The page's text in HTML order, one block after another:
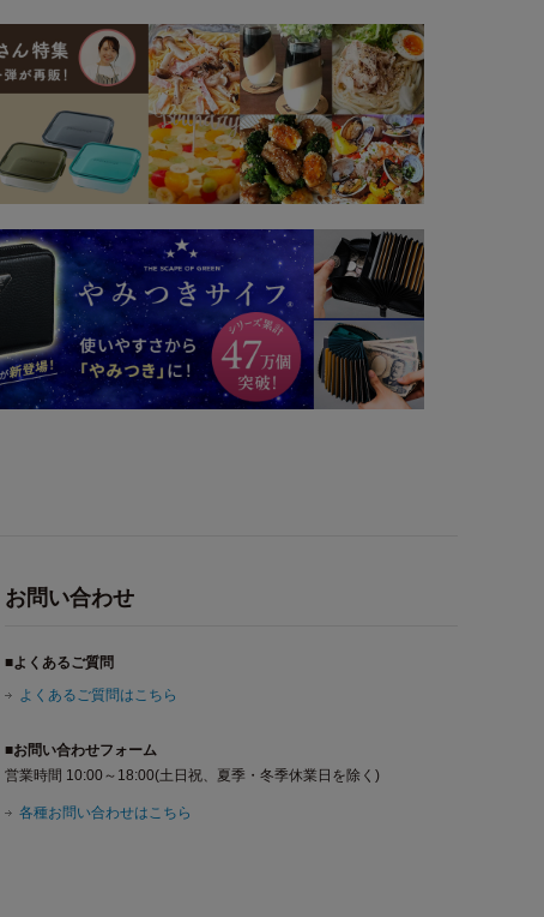
お問い合わせ
■よくあるご質問
よくあるご質問はこちら
■お問い合わせフォーム
営業時間 10:00～18:00(土日祝、夏季・冬季休業日を除く)
各種お問い合わせはこちら